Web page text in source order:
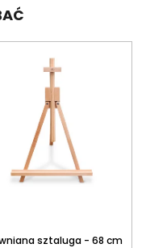
sztaluga - 68 cm